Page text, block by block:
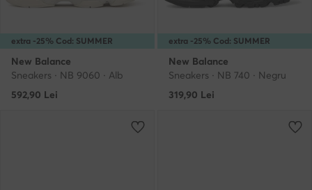
extra -25% Cod: SUMMER
New Balance
Sneakers · NB 9060 · Alb
592,90 Lei
extra -25% Cod: SUMMER
New Balance
Sneakers · NB 740 · Negru
319,90 Lei